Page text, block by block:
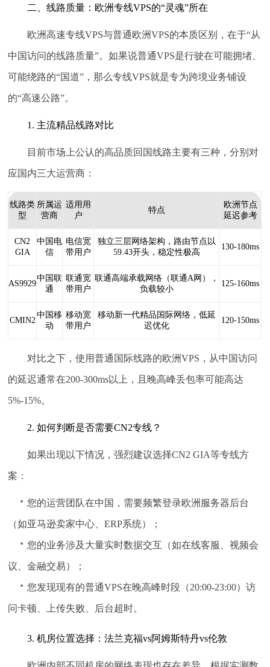
二、线路质量：欧洲专线VPS的“灵魂”所在
欧洲高速专线VPS与普通欧洲VPS的本质区别，在于“从
中国访问的线路质量”。如果说普通VPS是行驶在可能拥堵、
可能绕路的“国道”，那么专线VPS就是专为跨境业务铺设
的“高速公路”。
1. 主流精品线路对比
目前市场上公认的高品质回国线路主要有三种，分别对
应国内三大运营商：
线路类
型
所属运
营商
适用用
户
特点
欧洲节点
延迟参考
CN2
GIA
中国电
信
电信宽
带用户
独立三层网络架构，路由节点以
59.43开头，稳定性极高
130-180ms
AS9929
中国联
通
联通宽
带用户
联通高端承载网络（联通A网），
负载较小
125-160ms
CMIN2
中国移
动
移动宽
带用户
移动新一代精品国际网络，低延
迟优化
120-150ms
对比之下，使用普通国际线路的欧洲VPS，从中国访问
的延迟通常在200-300ms以上，且晚高峰丢包率可能高达
5%-15%。
2. 如何判断是否需要CN2专线？
如果出现以下情况，强烈建议选择CN2 GIA等专线方
案：
您的运营团队在中国，需要频繁登录欧洲服务器后台
（如亚马逊卖家中心、ERP系统）；
您的业务涉及大量实时数据交互（如在线客服、视频会
议、金融交易）；
您发现现有的普通VPS在晚高峰时段（20:00-23:00）访
问卡顿、上传失败、后台超时。
3. 机房位置选择：法兰克福vs阿姆斯特丹vs伦敦